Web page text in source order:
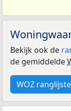
Bekijk ook de
de gemiddelde
WOZ